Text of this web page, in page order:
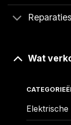
Wat
Elektrische